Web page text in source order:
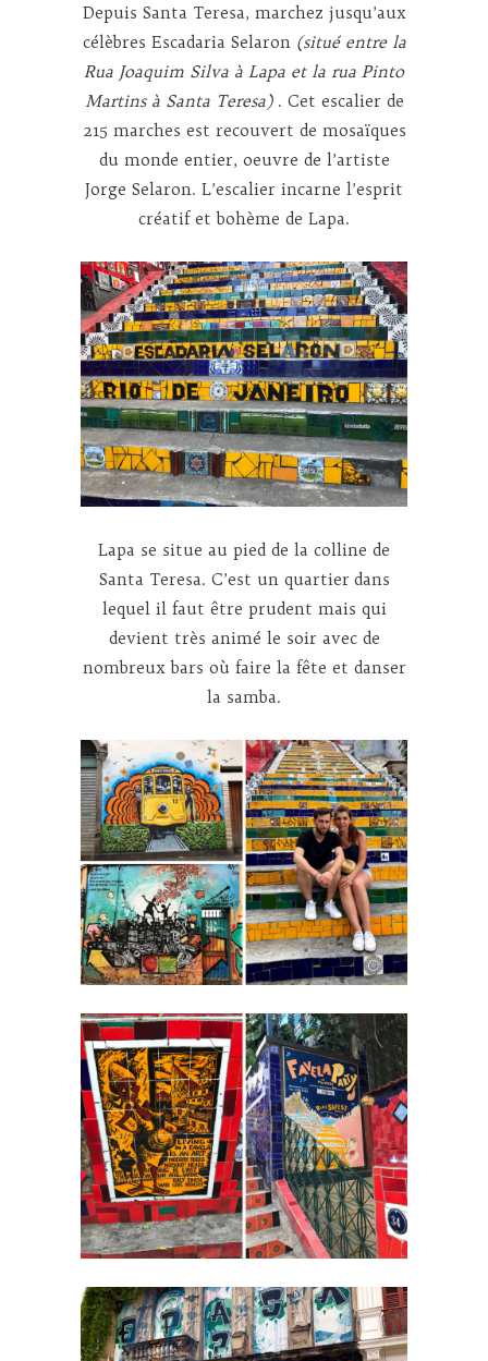
Depuis Santa Teresa, marchez jusqu’aux
célèbres Escadaria Selaron (situé entre la
Rua Joaquim Silva à Lapa et la rua Pinto
Martins à Santa Teresa). Cet escalier de
215 marches est recouvert de mosaïques
du monde entier, oeuvre de l’artiste
Jorge Selaron. L’escalier incarne l’esprit
créatif et bohème de Lapa.
Lapa se situe au pied de la colline de
Santa Teresa. C’est un quartier dans
lequel il faut être prudent mais qui
devient très animé le soir avec de
nombreux bars où faire la fête et danser
la samba.